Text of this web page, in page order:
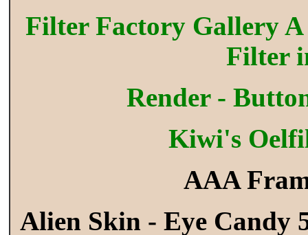
Filter Factory Gallery
Filter
Render -
Kiwi's
AAA
Alien Skin - Eye Candy